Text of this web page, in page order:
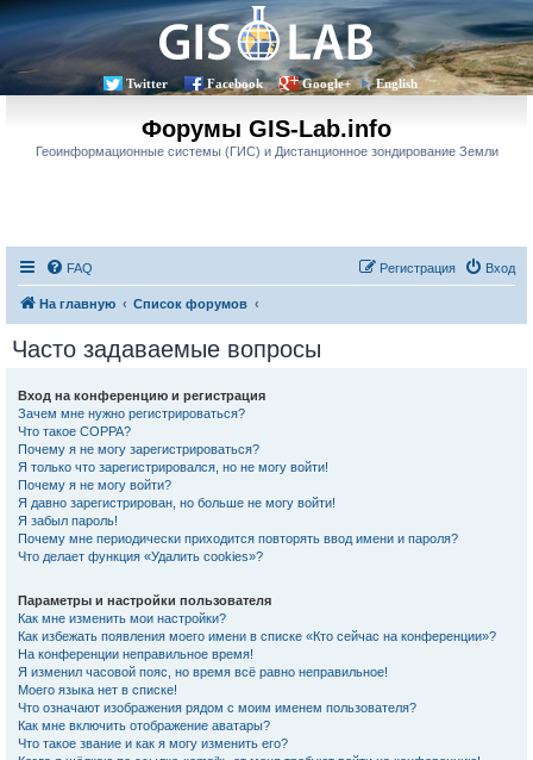
Twitter Facebook Google+ English
Форумы GIS-Lab.info
Геоинформационные системы (ГИС) и Дистанционное зондирование Земли
FAQ Вход
Регистрация
На главную Список форумов
Часто задаваемые вопросы
Вход на конференцию и регистрация
Зачем мне нужно регистрироваться?
Что такое COPPA?
Почему я не могу зарегистрироваться?
Я только что зарегистрировался, но не могу войти!
Почему я не могу войти?
Я давно зарегистрирован, но больше не могу войти!
Я забыл пароль!
Почему мне периодически приходится повторять ввод имени и пароля?
Что делает функция «Удалить cookies»?
Параметры и настройки пользователя
Как мне изменить мои настройки?
Как избежать появления моего имени в списке «Кто сейчас на конференции»?
На конференции неправильное время!
Я изменил часовой пояс, но время всё равно неправильное!
Моего языка нет в списке!
Что означают изображения рядом с моим именем пользователя?
Как мне включить отображение аватары?
Что такое звание и как я могу изменить его?